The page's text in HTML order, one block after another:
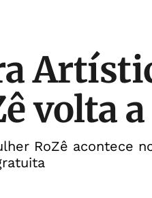
volta
RoZê acontece